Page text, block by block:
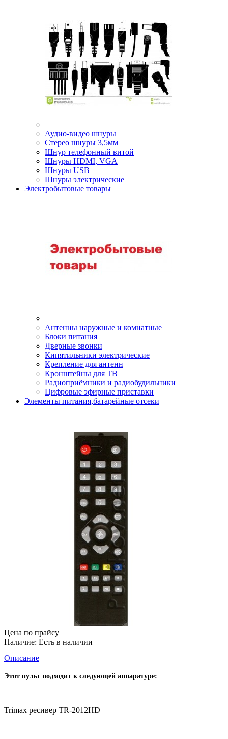
Аудио-видео шнуры
Стерео шнуры 3,5мм
Шнур телефонный витой
Шнуры HDMI, VGA
Шнуры USB
Шнуры электрические
Электробытовые товары
Антенны наружные и комнатные
Блоки питания
Дверные звонки
Кипятильники электрические
Крепление для антенн
Кронштейны для ТВ
Радиоприёмники и радиобудильники
Цифровые эфирные приставки
Элементы питания,батарейные отсеки
Цена по прайсу
Наличие: Есть в наличии
Описание
Этот пульт подходит к следующей аппаратуре:
Trimax ресивер TR-2012HD